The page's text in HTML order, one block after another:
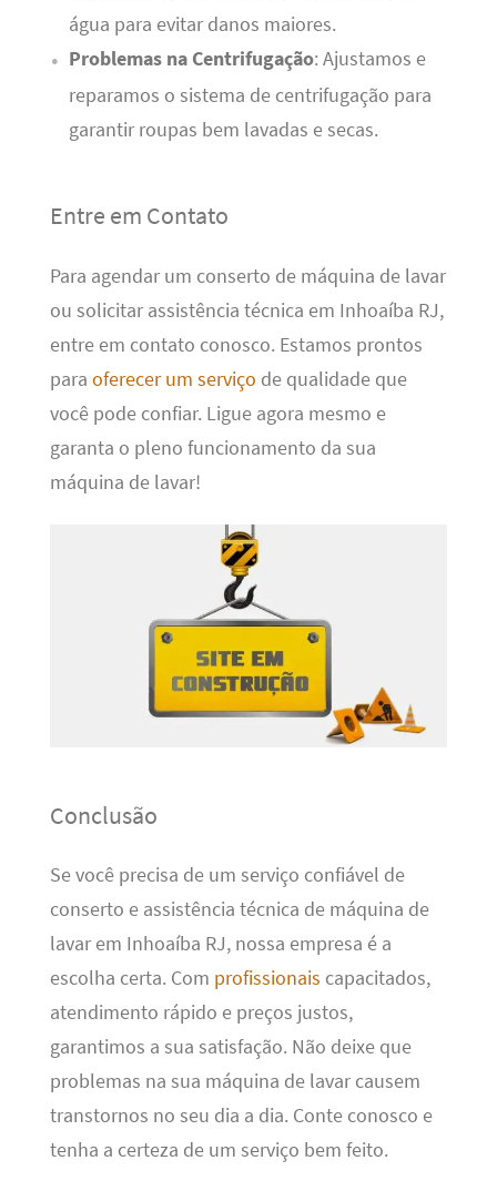
água para evitar danos maiores.
Problemas na Centrifugação: Ajustamos e
reparamos o sistema de centrifugação para
garantir roupas bem lavadas e secas.
Entre em Contato
Para agendar um conserto de máquina de lavar
ou solicitar assistência técnica em Inhoaíba RJ,
entre em contato conosco. Estamos prontos
para oferecer um serviço de qualidade que
você pode confiar. Ligue agora mesmo e
garanta o pleno funcionamento da sua
máquina de lavar!
Conclusão
Se você precisa de um serviço confiável de
conserto e assistência técnica de máquina de
lavar em Inhoaíba RJ, nossa empresa é a
escolha certa. Com profissionais capacitados,
atendimento rápido e preços justos,
garantimos a sua satisfação. Não deixe que
problemas na sua máquina de lavar causem
transtornos no seu dia a dia. Conte conosco e
tenha a certeza de um serviço bem feito.